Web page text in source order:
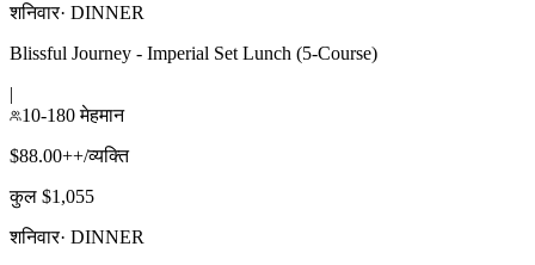
शनिवार· DINNER
Blissful Journey - Imperial Set Lunch (5-Course)
|
10-180 मेहमान
$88.00++/व्यक्ति
कुल $1,055
शनिवार· DINNER